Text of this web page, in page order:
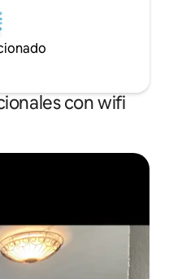
con wifi